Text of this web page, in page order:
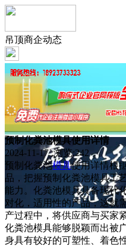
吊顶商企动态
预制化粪池模具使用详情
2024-11-17 浏览:242
预制化粪池模具使用详情根
品，把握预制化粪池模具工
能力。化粪池模具具备现代
对化，适用性的产品，这就
产过程中，将供应商与买家
化粪池模具能够脱颖而出被
身具有较好的可塑性、着色